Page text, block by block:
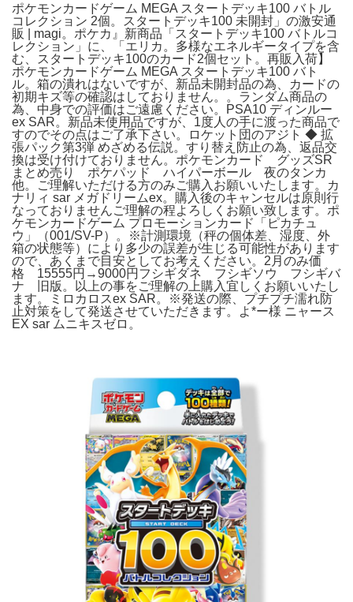
ポケモンカードゲーム MEGA スタートデッキ100 バトル
コレクション 2個。スタートデッキ100 未開封」の激安通
販 | magi。ポケカ』新商品「スタートデッキ100 バトルコ
レクション」に、「エリカ。多様なエネルギータイプを含
む、スタートデッキ100のカード2個セット。再販入荷】
ポケモンカードゲーム MEGA スタートデッキ100 バト
ル。箱の潰れはないですが、新品未開封品の為、カードの
初期キズ等の確認はしておりません。。ランダム商品の
為、中身での評価はご遠慮ください。PSA10 ディンルー
ex SAR。新品未使用品ですが、1度人の手に渡った商品で
すのでその点はご了承下さい。ロケット団のアジト ◆ 拡
張パック第3弾 めざめる伝説。すり替え防止の為、返品交
換は受け付けておりません。ポケモンカード グッズSR
まとめ売り ポケパッド ハイパーボール 夜のタンカ
他。ご理解いただける方のみご購入お願いいたします。カ
ナリィ sar メガドリームex。購入後のキャンセルは原則行
なっておりませんご理解の程よろしくお願い致します。ポ
ケモンカードゲーム プロモーションカード「ピカチュ
ウ」（001/SV-P）。※計測環境（秤の個体差、湿度、外
箱の状態等）により多少の誤差が生じる可能性があります
ので、あくまで目安としてお考えください。2月のみ価
格 15555円→9000円フシギダネ フシギソウ フシギバ
ナ 旧版。以上の事をご理解の上購入宜しくお願いいたし
ます。ミロカロスex SAR。※発送の際、プチプチ濡れ防
止対策をして発送させていただきます。よ*ー様 ニャース
EX sar ムニキスゼロ。